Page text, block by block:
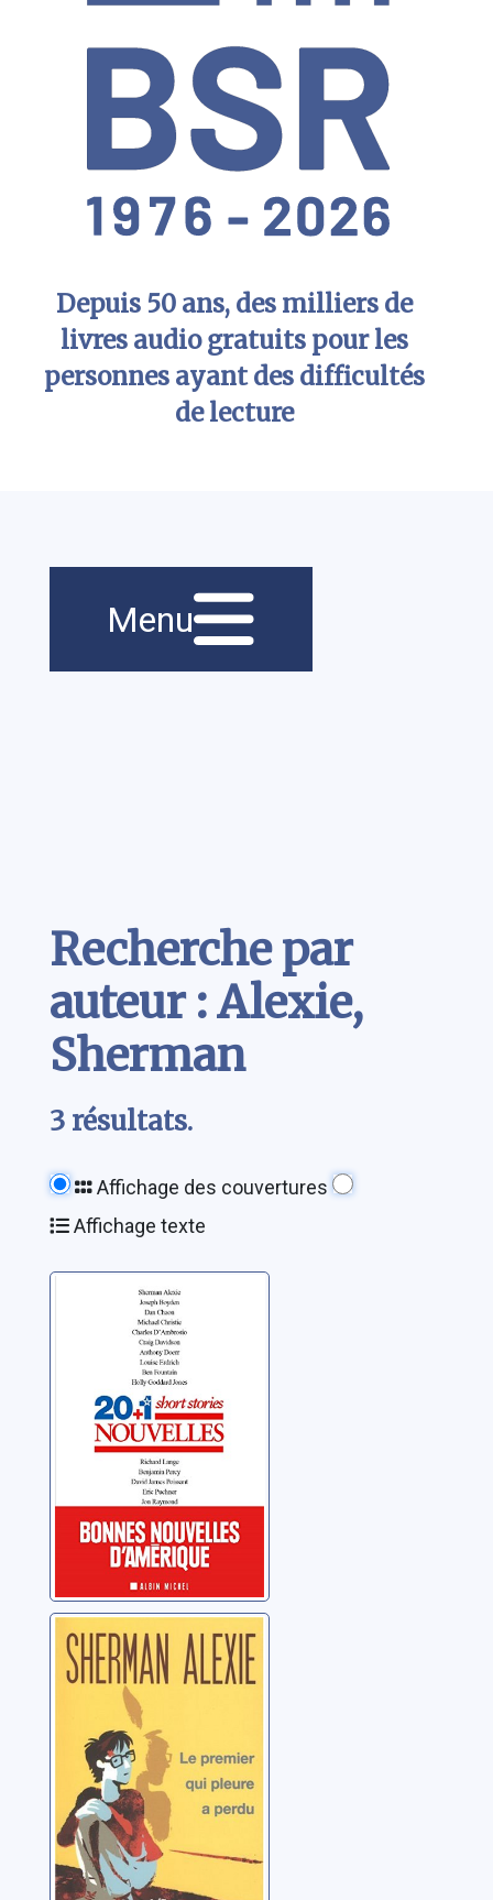
Depuis 50 ans, des milliers de
livres audio gratuits pour les
personnes ayant des difficultés
de lecture
principale
Menu
Recherche par
auteur : Alexie,
Sherman
3 résultats.
Affichage des couvertures
Affichage texte
20 + 1 nouvelles:
une anthologie
des meilleures
nouvelles de
Terres
d'Amérique
Alexie, Sherman
Le premier qui
pleure a perdu
Alexie, Sherman